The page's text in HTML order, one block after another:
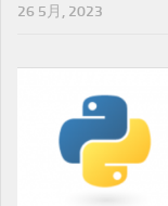
26 5月, 2023